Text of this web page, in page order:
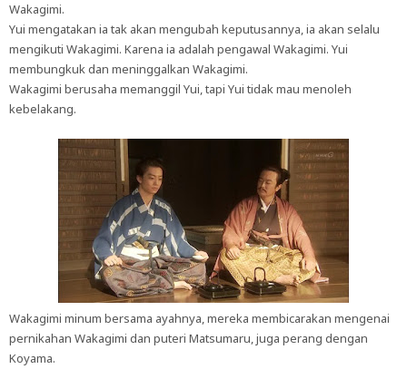
Wakagimi.
Yui mengatakan ia tak akan mengubah keputusannya, ia akan selalu
mengikuti Wakagimi. Karena ia adalah pengawal Wakagimi. Yui
membungkuk dan meninggalkan Wakagimi.
Wakagimi berusaha memanggil Yui, tapi Yui tidak mau menoleh
kebelakang.
Wakagimi minum bersama ayahnya, mereka membicarakan mengenai
pernikahan Wakagimi dan puteri Matsumaru, juga perang dengan
Koyama.